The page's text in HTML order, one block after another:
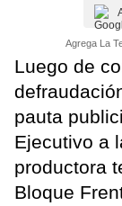
Agrega La
Luego de
pauta
Ejecutivo a
productora
Bloque